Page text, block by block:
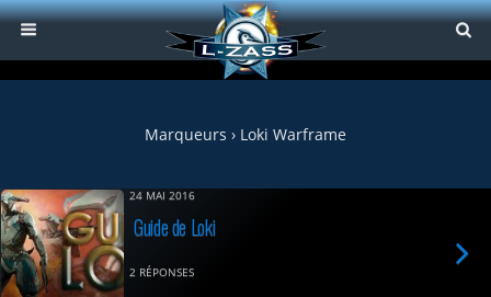
Marqueurs › Loki Warframe
24 MAI 2016
Guide de Loki
2 RÉPONSES